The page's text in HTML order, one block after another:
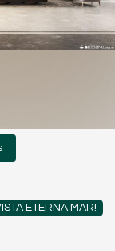
ETERNA MAR!